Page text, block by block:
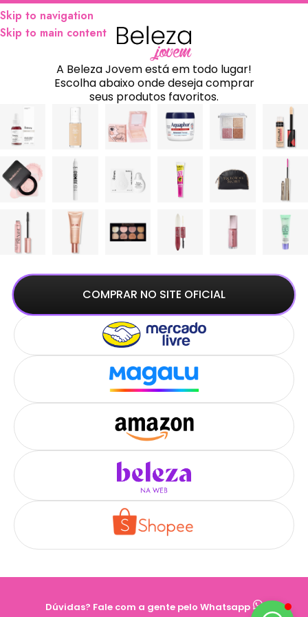
Skip to navigation
Skip to main content
A Beleza Jovem está em todo lugar!
Escolha abaixo onde deseja comprar
seus produtos favoritos.
COMPRAR NO SITE OFICIAL
Dúvidas? Fale com a gente pelo Whatsapp